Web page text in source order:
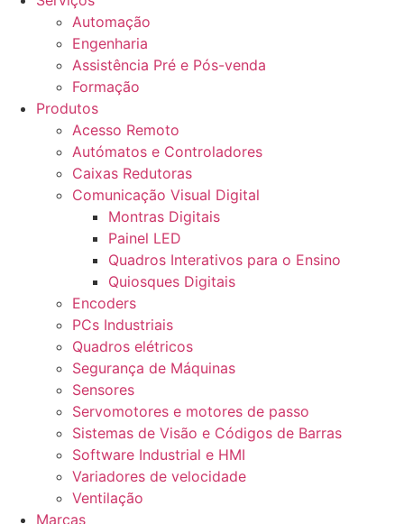
Automação
Engenharia
Assistência Pré e Pós-venda
Formação
Produtos
Acesso Remoto
Autómatos e Controladores
Caixas Redutoras
Comunicação Visual Digital
Montras Digitais
Painel LED
Quadros Interativos para o Ensino
Quiosques Digitais
Encoders
PCs Industriais
Quadros elétricos
Segurança de Máquinas
Sensores
Servomotores e motores de passo
Sistemas de Visão e Códigos de Barras
Software Industrial e HMI
Variadores de velocidade
Ventilação
Marcas